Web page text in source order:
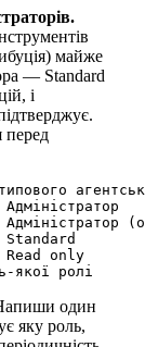
майже
— Standard
і
перед
only
один
яку роль,